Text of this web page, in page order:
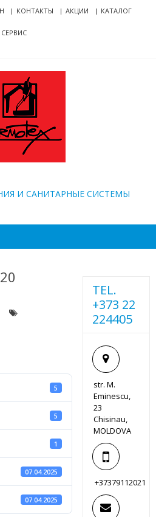
КОНТАКТЫ АКЦИИ КАТАЛОГ
СЕРВИС
И САНИТАРНЫЕ СИСТЕМЫ
5
5
1
07.04.2025
07.04.2025
TEL.
+373 22
224405
str. M.
Eminescu,
23
Chisinau,
MOLDOVA
+37379112021